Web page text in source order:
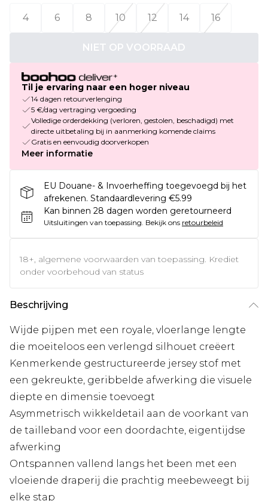
4
6 8 10 12 14 16
NIET OP VOORRAAD
Til je ervaring naar een hoger niveau
14 dagen retourverlenging
5 €/dag vertraging vergoeding
Volledige orderdekking (verloren, gestolen, beschadigd) met
directe uitbetaling bij in aanmerking komende claims
Gratis en eenvoudig doorverkopen
Meer informatie
EU Douane- & Invoerheffing toegevoegd bij het
afrekenen. Standaardlevering €5.99
Kan binnen 28 dagen worden geretourneerd
Uitsluitingen van toepassing. Bekijk ons retourbeleid
18+, algemene voorwaarden van toepassing. Krediet
onder voorbehoud van status
Beschrijving
Wijde pijpen met een royale, vloerlange lengte
die moeiteloos een verlengd silhouet creëert
Kenmerkende gestructureerde jersey stof met
een gekreukte, geribbelde afwerking die visuele
diepte en dimensie toevoegt
Asymmetrisch wikkeldetail aan de voorkant van
de tailleband voor een doordachte, eigentijdse
afwerking
Ontspannen vallend langs het been met een
vloeiende draperij die prachtig meebeweegt bij
elke stap